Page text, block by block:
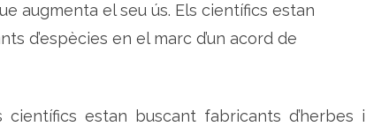
t
o
r
e
r
augmenta el seu ús. Els científics estan
d’espècies en el marc d’un acord de
estan buscant fabricants d’herbes i